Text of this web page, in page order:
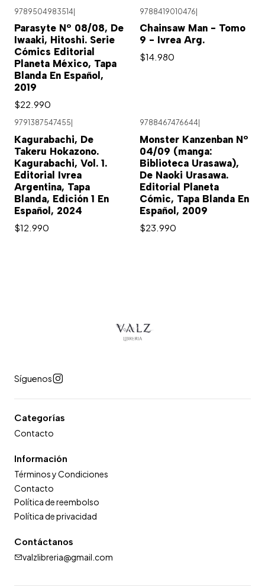
9789504983514
Parasyte Nº 08/08, De
Iwaaki, Hitoshi. Serie
Cómics Editorial
Planeta México, Tapa
Blanda En Español,
2019
$22.990
9788419010476
Chainsaw Man - Tomo
9 - Ivrea Arg.
$14.980
9791387547455
Kagurabachi, De
Takeru Hokazono.
Kagurabachi, Vol. 1.
Editorial Ivrea
Argentina, Tapa
Blanda, Edición 1 En
Español, 2024
$12.990
9788467476644
Monster Kanzenban Nº
04/09 (manga:
Biblioteca Urasawa),
De Naoki Urasawa.
Editorial Planeta
Cómic, Tapa Blanda En
Español, 2009
$23.990
Síguenos
Categorías
Contacto
Información
Términos y Condiciones
Contacto
Política de reembolso
Política de privacidad
Contáctanos
valzlibreria@gmail.com